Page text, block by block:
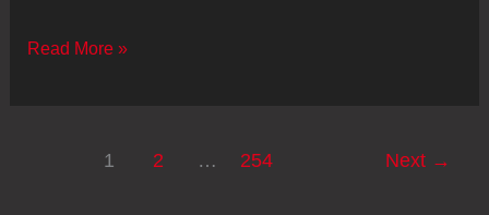
según
Crookhaven
Read More »
1 2 … 254 Next →